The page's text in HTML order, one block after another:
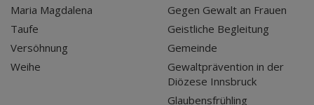
Maria Magdalena
Taufe
Versöhnung
Weihe
Gegen Gewalt an Frauen
Geistliche Begleitung
Gemeinde
Gewaltprävention in der
Diözese Innsbruck
Glaubensfrühling